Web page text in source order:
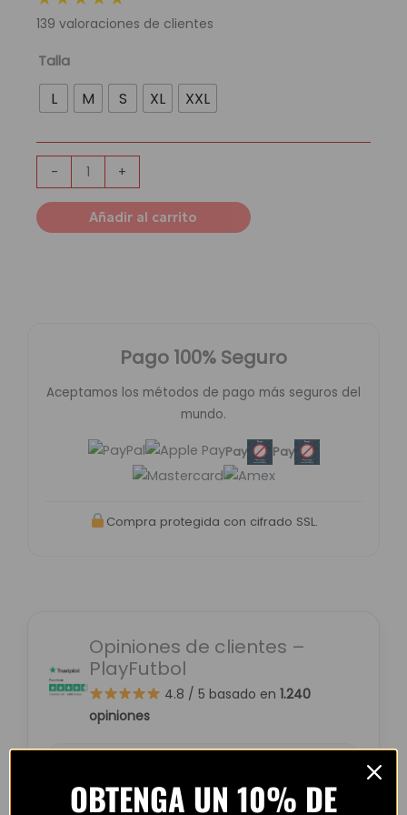
original
era:
es:
139 valoraciones de clientes
Talla
L M S XL XXL
-
Chándal
Paris
Saint-
Football
Club
x
PSG
|
+
Añadir al carrito
Pago 100% Seguro
Aceptamos los métodos de pago más seguros del
mundo.
Pay Pay
Compra protegida con cifrado SSL.
Opiniones de clientes –
PlayFutbol
4.8 / 5 basado en 1.240
opiniones
“Camiseta mejor de lo esperado. El envío
OBTENGA UN 10% DE